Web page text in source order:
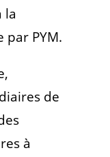
la
par PYM.
de
à